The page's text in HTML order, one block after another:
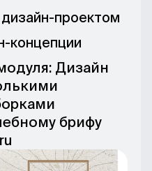
проектом
концепции
Дизайн
брифу
МДФ,
вырос из
магазина в
цикла и более